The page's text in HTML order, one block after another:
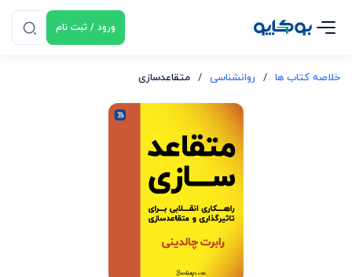
ورود / ثبت نام
خلاصه کتاب ها / روانشناسی / متقاعدسازی